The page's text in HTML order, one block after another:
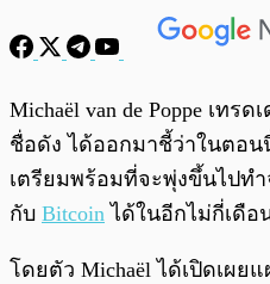
Michaël van de Poppe เทร
ชื่อดัง ได้ออกมาชี้ว่าในตอน
เตรียมพร้อมที่จะพุ่งขึ้นไปท
กับ Bitcoin ได้ในอีกไม่กี่เดือ
โดยตัว Michaël ได้เปิดเผย